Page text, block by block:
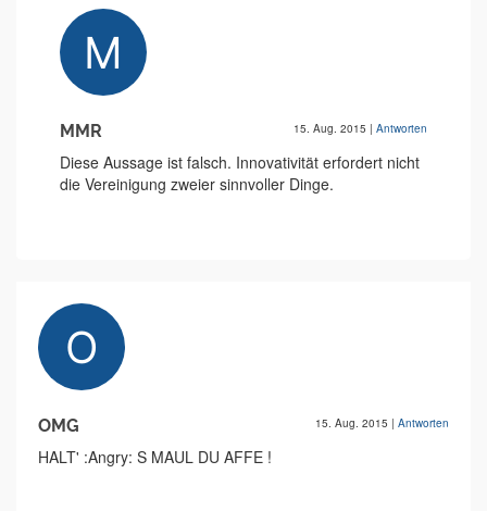
MMR 15. Aug. 2015 | Antworten
Diese Aussage ist falsch. Innovativität erfordert nicht
die Vereinigung zweier sinnvoller Dinge.
OMG 15. Aug. 2015 | Antworten
HALT' :Angry: S MAUL DU AFFE !